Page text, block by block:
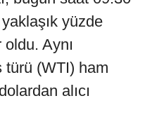
yüzde
Aynı
türü (WTI) ham
alıcı